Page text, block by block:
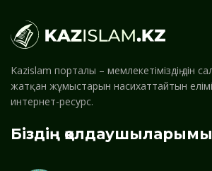
Kazislam порталы – мемлекетіміздің дін
жатқан жұмыстарын насихаттайтын
интернет-ресурс.
Біздің